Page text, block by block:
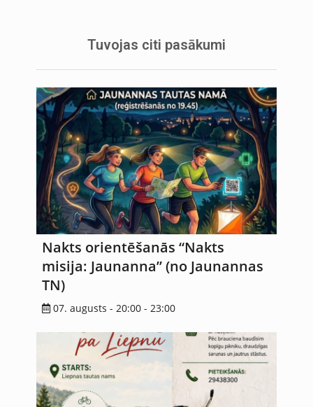
Tuvojas citi pasākumi
Nakts orientēšanās “Nakts
misija: Jaunanna” (no Jaunannas
TN)
07. augusts - 20:00 -23:00